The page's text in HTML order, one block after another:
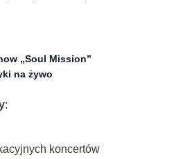
„Soul Mission”
na żywo
:
koncertów